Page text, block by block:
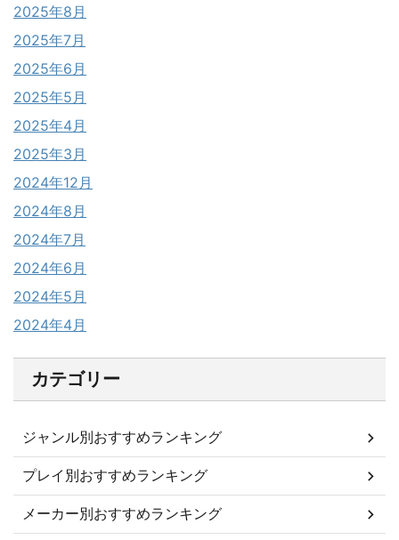
2025年8月
2025年7月
2025年6月
2025年5月
2025年4月
2025年3月
2024年12月
2024年8月
2024年7月
2024年6月
2024年5月
2024年4月
カテゴリー
ジャンル別おすすめランキング
プレイ別おすすめランキング
メーカー別おすすめランキング